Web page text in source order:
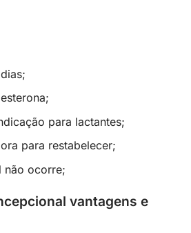
para lactantes;
para restabelecer;
não ocorre;
vantagens e